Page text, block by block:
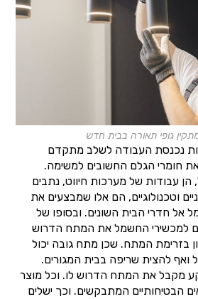
גופי תאורה בבית חדש
נכנסת העבודה לשלב מתקדם
חומרי הגלם החשובים למשימה.
עבודות של מערכות חיווט, נתבים
וטכנולוגיים, הם אלו שמבצעים את
אל חדרי הבית השונים. ובסופו של
למכשירי החשמל את המתח הדרוש
בזרימת המתח. שכן מתח גובה יכול
ואף להצית שריפה בבית המגורים.
מקבל את המתח הדרוש לו. וכל מוצר
הבטיחותיים המתבקשים. וכך ישלים